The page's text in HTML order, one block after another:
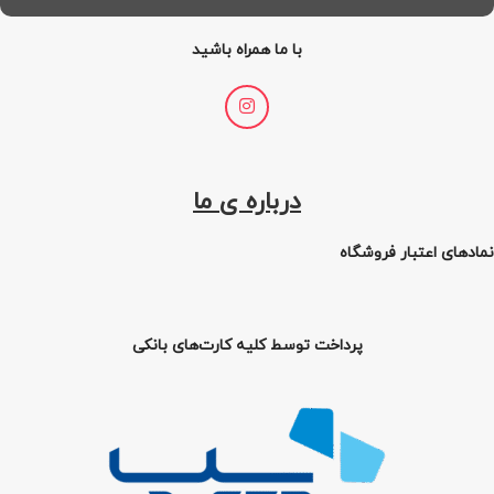
با ما همراه باشید
درباره ی ما
نمادهای اعتبار فروشگاه
پرداخت توسط کلیه کارت‌های بانکی